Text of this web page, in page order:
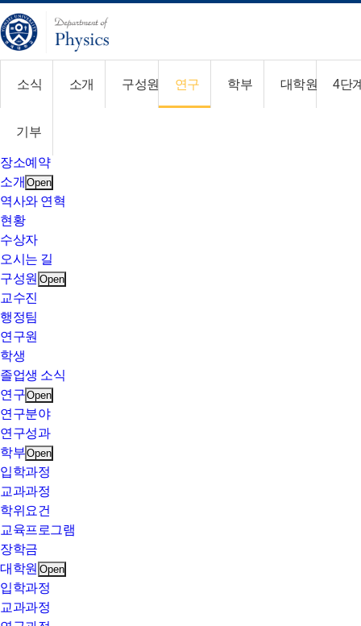
소식 소개 구성원 연구 학부 대학원 4단
기부
소식Open
콜로퀴움
취업정보
장소예약
소개 Open
역사와 연혁
현황
수상자
오시는 길
구성원 Open
교수진
행정팀
연구원
학생
졸업생 소식
연구Open
연구분야
연구성과
학부Open
입학과정
교과과정
학위요건
교육프로그램
장학금
대학원 Open
입학과정
교과과정